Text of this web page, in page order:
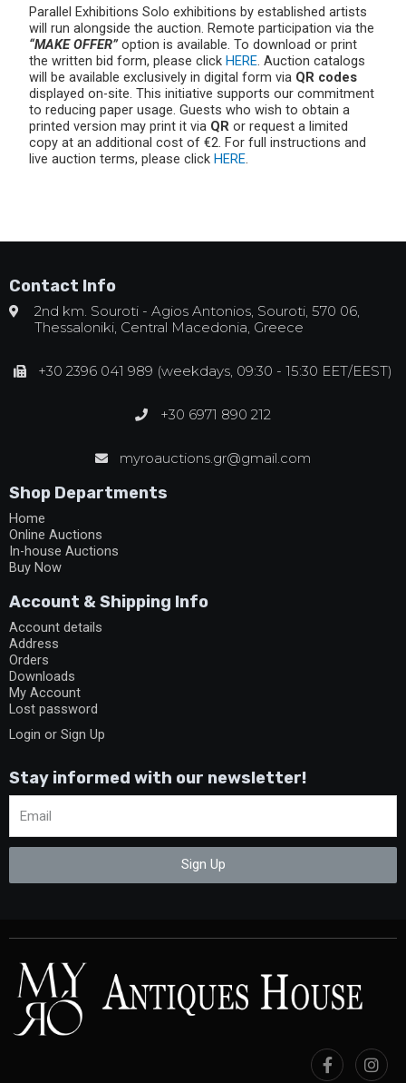
Parallel Exhibitions Solo exhibitions by established artists
will run alongside the auction. Remote participation via the
“MAKE OFFER”option is available. To download or print
the written bid form, please click HERE. Auction catalogs
will be available exclusively in digital form via QR codes
displayed on-site. This initiative supports our commitment
to reducing paper usage. Guests who wish to obtain a
printed version may print it via QR or request a limited
copy at an additional cost of €2. For full instructions and
live auction terms, please click HERE.
Contact Info
2nd km. Souroti - Agios Antonios, Souroti, 570 06,
Thessaloniki, Central Macedonia, Greece
+30 2396 041 989 (weekdays, 09:30 - 15:30 EET/EEST)
+30 6971 890 212
myroauctions.gr@gmail.com
Shop Departments
Home
Online Auctions
In-house Auctions
Buy Now
Account & Shipping Info
Account details
Address
Orders
Downloads
My Account
Lost password
Login or Sign Up
Stay informed with our newsletter!
Sign Up